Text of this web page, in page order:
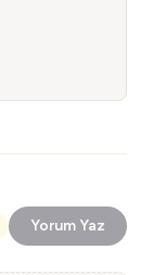
Yorum Yaz